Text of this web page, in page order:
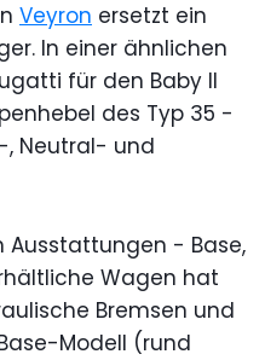
Veyron ersetzt ein
In einer ähnlichen
für den Baby II
des Typ 35 -
, Neutral- und
Ausstattungen - Base,
Wagen hat
Bremsen und
Modell (rund